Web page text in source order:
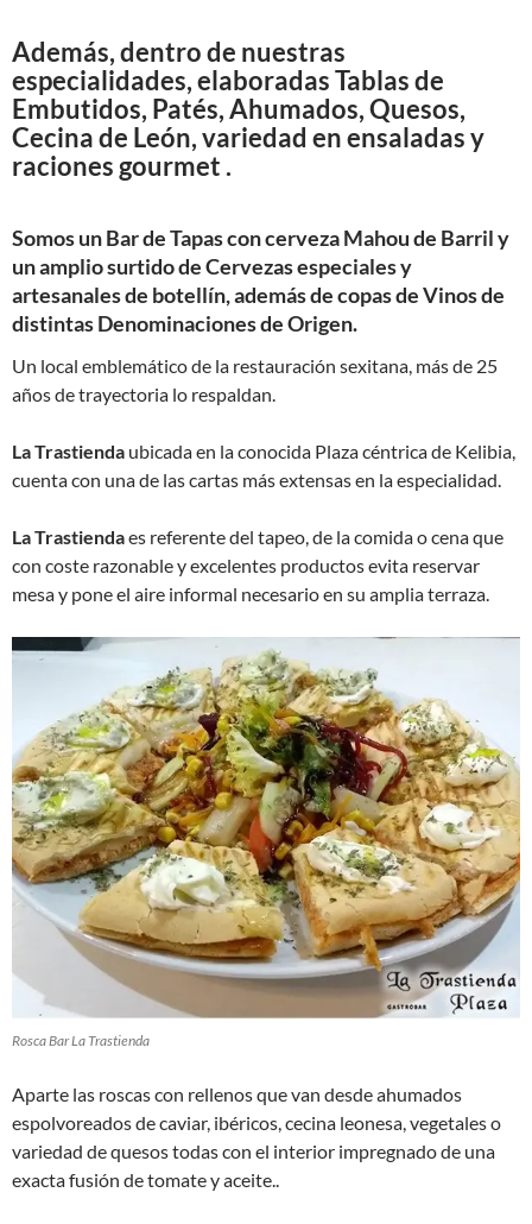
Además, dentro de nuestras
especialidades, elaboradas Tablas de
Embutidos, Patés, Ahumados, Quesos,
Cecina de León, variedad en ensaladas y
raciones gourmet .
Somos un Bar de Tapas con cerveza Mahou de Barril y
un amplio surtido de Cervezas especiales y
artesanales de botellín, además de copas de Vinos de
distintas Denominaciones de Origen.
Un local emblemático de la restauración sexitana, más de 25
años de trayectoria lo respaldan.
La Trastienda ubicada en la conocida Plaza céntrica de Kelibia,
cuenta con una de las cartas más extensas en la especialidad.
La Trastiendaes referente del tapeo, de la comida o cena que
con coste razonable y excelentes productos evita reservar
mesa y pone el aire informal necesario en su amplia terraza.
Rosca Bar La Trastienda
Aparte las roscas con rellenos que van desde ahumados
espolvoreados de caviar, ibéricos, cecina leonesa, vegetales o
variedad de quesos todas con el interior impregnado de una
exacta fusión de tomate y aceite..